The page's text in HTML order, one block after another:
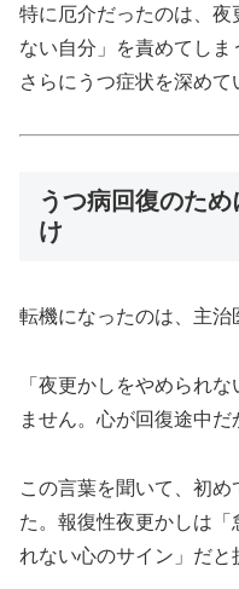
特に厄介だったのは、
ない自分」を責めてしま
さらにうつ症状を深めて
うつ病回復のた
け
転機になったのは、主治
「夜更かしをやめられ
ません。心が回復途中だ
この言葉を聞いて、初
た。報復性夜更かしは
れない心のサイン」だと